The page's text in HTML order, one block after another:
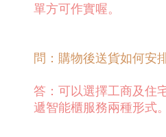
單方可作實喔。
問：購物後送貨如何安
答：可以選擇工商及住
遞智能櫃服務兩種形式